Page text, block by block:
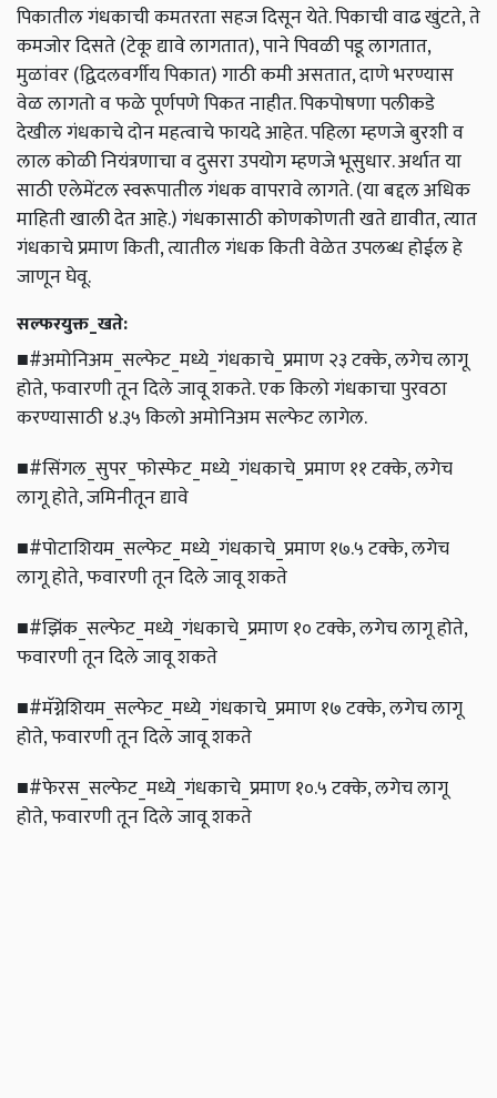
पिकातील गंधकाची कमतरता सहज दिसून येते. पिकाची वाढ खुंटते, ते
कमजोर दिसते (टेकू द्यावे लागतात), पाने पिवळी पडू लागतात,
मुळांवर (द्विदलवर्गीय पिकात) गाठी कमी असतात, दाणे भरण्यास
वेळ लागतो व फळे पूर्णपणे पिकत नाहीत. पिकपोषणा पलीकडे
देखील गंधकाचे दोन महत्वाचे फायदे आहेत. पहिला म्हणजे बुरशी व
लाल कोळी नियंत्रणाचा व दुसरा उपयोग म्हणजे भूसुधार. अर्थात या
साठी एलेमेंटल स्वरूपातील गंधक वापरावे लागते. (या बद्दल अधिक
माहिती खाली देत आहे.) गंधकासाठी कोणकोणती खते द्यावीत, त्यात
गंधकाचे प्रमाण किती, त्यातील गंधक किती वेळेत उपलब्ध होईल हे
जाणून घेवू.
सल्फरयुक्त_खते:
■#अमोनिअम_सल्फेट_मध्ये_गंधकाचे_प्रमाण २३ टक्के, लगेच लागू
होते, फवारणी तून दिले जावू शकते. एक किलो गंधकाचा पुरवठा
करण्यासाठी ४.३५ किलो अमोनिअम सल्फेट लागेल.
■#सिंगल_सुपर_फोस्फेट_मध्ये_गंधकाचे_प्रमाण ११ टक्के, लगेच
लागू होते, जमिनीतून द्यावे
■#पोटाशियम_सल्फेट_मध्ये_गंधकाचे_प्रमाण १७.५ टक्के, लगेच
लागू होते, फवारणी तून दिले जावू शकते
■#झिंक_सल्फेट_मध्ये_गंधकाचे_प्रमाण १० टक्के, लगेच लागू होते,
फवारणी तून दिले जावू शकते
■#मॅग्नेशियम_सल्फेट_मध्ये_गंधकाचे_प्रमाण १७ टक्के, लगेच लागू
होते, फवारणी तून दिले जावू शकते
■#फेरस_सल्फेट_मध्ये_गंधकाचे_प्रमाण १०.५ टक्के, लगेच लागू
होते, फवारणी तून दिले जावू शकते